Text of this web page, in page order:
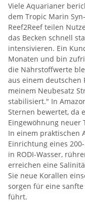
Viele Aquarianer
dem Tropic Marin
Reef2Reef teilen
das Becken schnell
intensivieren. Ein
Monaten und bin
die Nährstoffwerte
aus einem deutschen
meinem Neubesatz
stabilisiert." In
Sternen bewertet, da
Eingewöhnung neuer
In einem praktischen
Einrichtung eines
in RODI-Wasser,
erreichen eine
Sie neue Korallen
sorgen für eine
führt.